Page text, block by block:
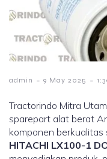
admin - 9 May 2025 -
Tractorindo Mitra
sparepart alat berat
komponen berkualitas
HITACHI LX100-1